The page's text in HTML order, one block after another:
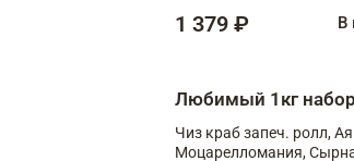
1 379 ₽ В
Любимый 1кг набор
Чиз краб запеч. ролл,
Моцарелломания,